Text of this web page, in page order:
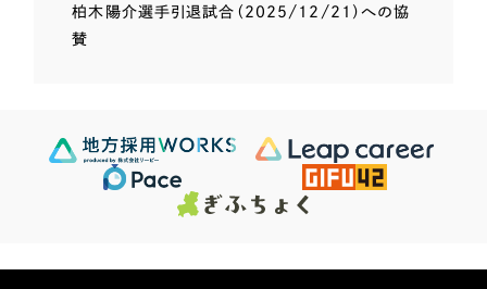
624 この条件で検索する
柏木陽介選手引退試合（2025/12/21）への協
賛